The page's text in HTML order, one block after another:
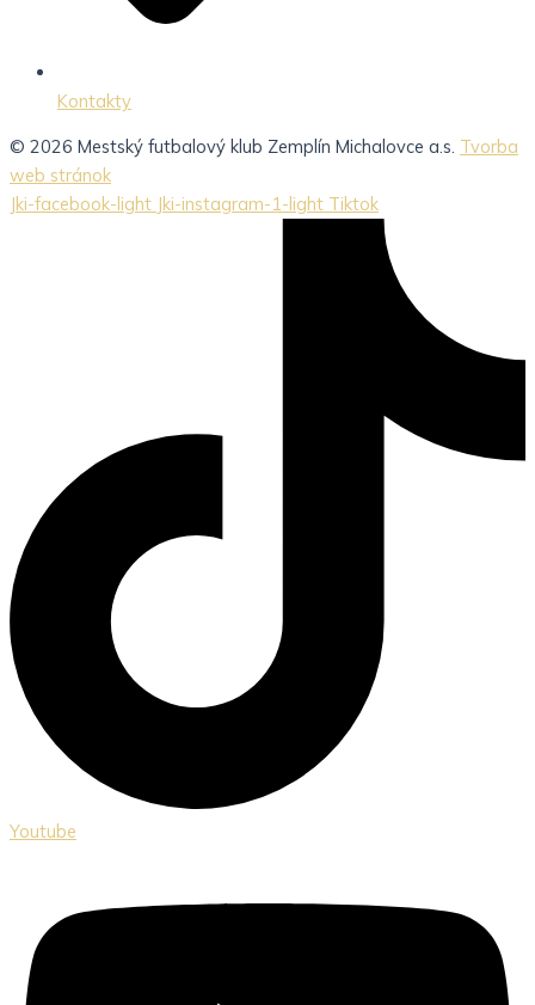
Kontakty
© 2026 Mestský futbalový klub Zemplín Michalovce a.s. Tvorba
web stránok
Jki-facebook-light Jki-instagram-1-light Tiktok
Youtube